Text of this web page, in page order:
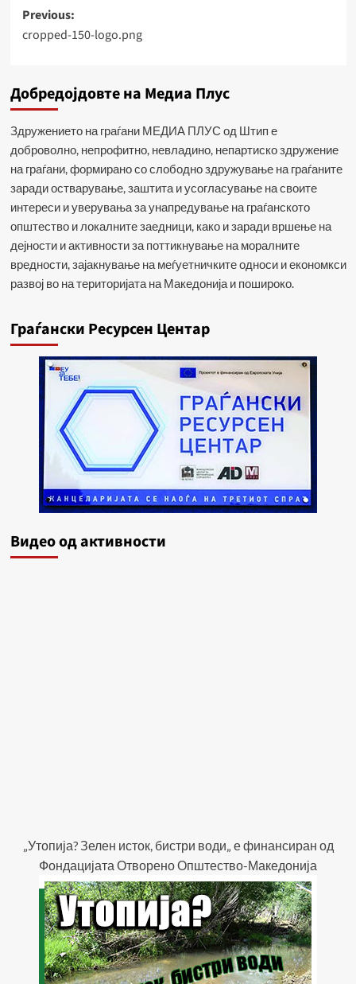
Post
navigation
Previous:
cropped-150-logo.png
Добредојдовте на Медиа Плус
Здружението на граѓани МЕДИА ПЛУС од Штип е
доброволно, непрофитно, невладино, непартиско здружение
на граѓани, формирано со слободно здружување на граѓаните
заради остварување, заштита и усогласување на своите
интереси и уверувања за унапредување на граѓанското
општество и локалните заедници, како и заради вршење на
дејности и активности за поттикнување на моралните
вредности, зајакнување на меѓуетничките односи и економкси
развој во на територијата на Македонија и пошироко.
Граѓански Ресурсен Центар
Видеo од активности
„Утопија? Зелен исток, бистри води„ е финансиран од
Фондацијата Отворено Општество-Македонија